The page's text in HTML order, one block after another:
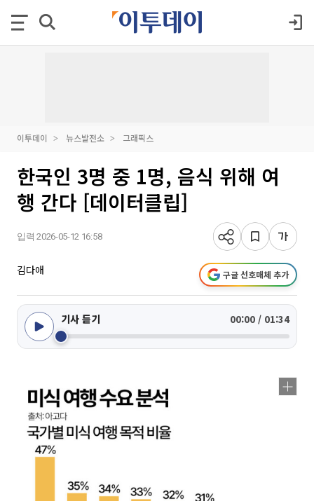
이투데이 뉴스발전소 그래픽스
한국인 3명 중 1명, 음식 위해 여
행 간다 [데이터클립]
입력 2026-05-12 16:58
김다애 구글 선호매체 추가
기사 듣기 00:00 / 01:34